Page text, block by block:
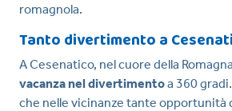
romagnola.
Tanto divertimento a
A Cesenatico, nel cuore della
vacanza nel divertimentoa 360
che nelle vicinanze tante opportunità